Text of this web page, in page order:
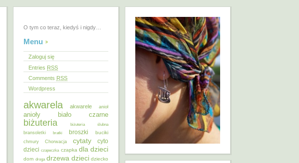
O tym co teraz, kiedyś i nigdy…
Menu
Zaloguj się
Entries RSS
Comments RSS
Wordpress
akwarela akwarele anioł
anioły biało czarne
biżuteria
biżuteria ślubna
bransoletki
bratki broszki buciki
chmury Chorwacja cytaty
cyto
dzieci czapeczka czapka dla dzieci
dom droga drzewa dzieci dziecko